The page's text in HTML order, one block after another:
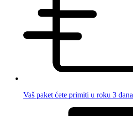
Vaš paket ćete primiti u roku 3 dana